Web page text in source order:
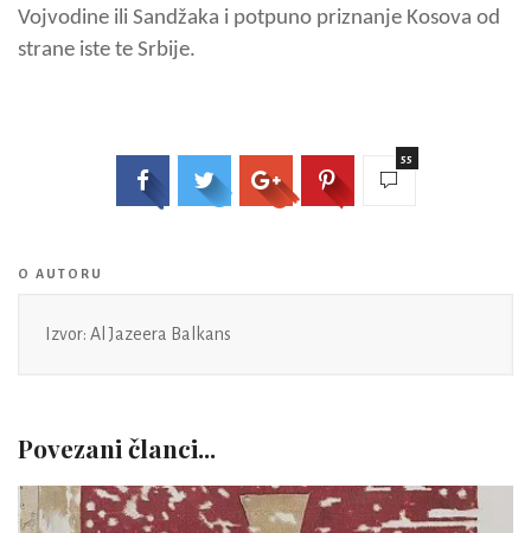
Vojvodine ili Sandžaka i potpuno priznanje Kosova od
strane iste te Srbije.
55
O AUTORU
Izvor: Al Jazeera Balkans
Povezani članci...